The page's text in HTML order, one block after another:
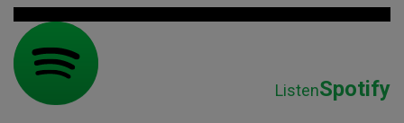
ListenSpotify